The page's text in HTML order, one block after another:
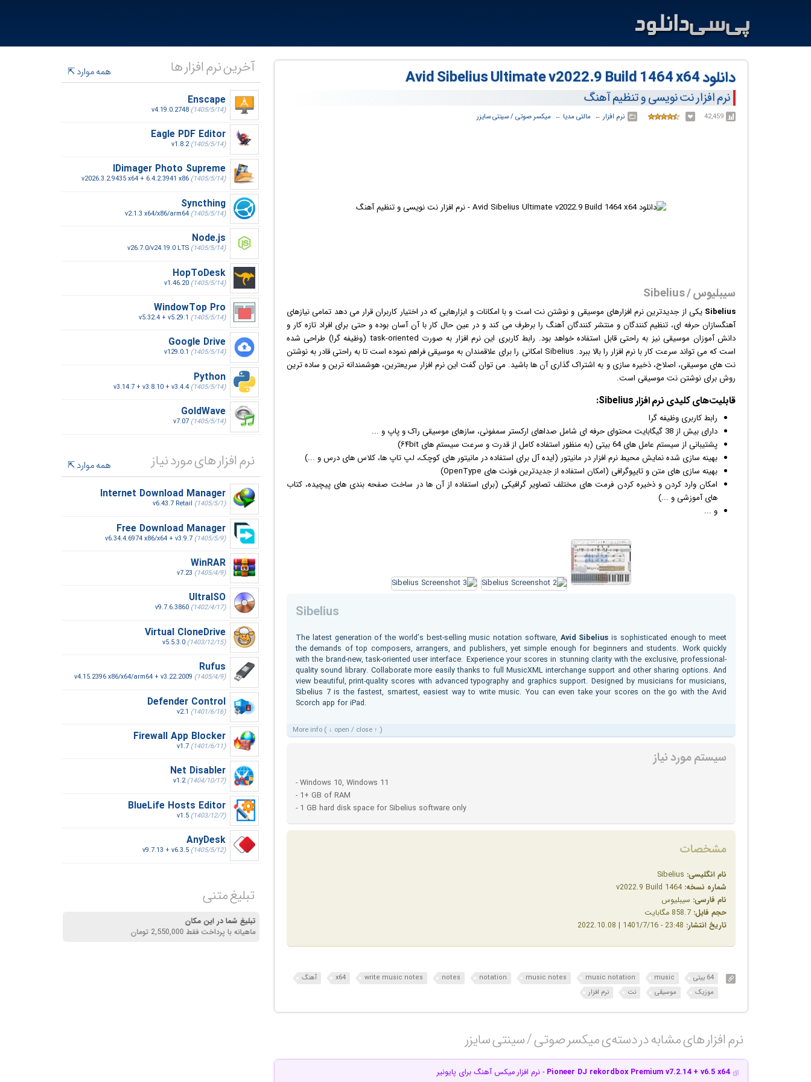
دانلود Avid Sibelius Ultimate v2022.9 Build 1464 x64
نرم افزار نت نویسی و تنظیم آهنگ
42,459 نرم افزار ← ‏ مالتی مدیا ← ‏ میکسر صوتی / سینتی سایزر
سیبلیوس / Sibelius
Sibelius یکی از جدیدتریننرم افزارهای موسیقی و نوشتن نت است و با امکانات و ابزارهایی که در اختیار کاربران قرار می دهد تمامی نیازهای
آهنگسازان حرفه ای، تنظیم کنندگان و منتشر کنندگان آهنگ را برطرف می کند و در عین حال کار با آن آسان بوده و حتی برای افراد تازه کار و
دانش آموزان موسیقی نیز به راحتی قابل استفاده خواهد بود. رابط کاربری این نرم افزار به صورت task-oriented (وظیفه گرا) طراحی شده
است که می تواند سرعت کار با نرم افزار را بالا ببرد. Sibelius امکانی را برای علاقمندان به موسیقی فراهم نموده است تا به راحتی قادر به نوشتن
نت های موسیقی، اصلاح، ذخیره سازی و به اشتراک گذاری آن ها باشید. می توان گفت این نرم افزار سریعترین، هوشمندانه ترین و ساده ترین
روش برای نوشتن نت موسیقی است.
قابلیت‌های کلیدی نرم افزار
رابط کاربری وظیفه گرا
دارای بیش از 38 گیگابایت محتوای حرفه ای شامل صداهای ارکستر سمفونی، سازهای موسیقی راک و پاپ و ...
پشتیبانی از سیستم عامل های 64 بیتی (به منظور استفاده کامل از قدرت و سرعت سیستم های ۶۴bit)
بهینه سازی شده نمایش محیط نرم افزار در مانیتور (ایده آل برای استفاده در مانیتور های کوچک، لپ تاپ ها، کلاس های درس و ...)
بهینه سازی های متن و تایپوگرافی (امکان استفاده از جدیدترینفونتهای OpenType)
امکان وارد کردن و ذخیره کردن فرمت های مختلف تصاویر گرافیکی (برای استفاده از آن ها در ساخت صفحه بندی های پیچیده، کتاب
های آموزشی و ...)
و ...
Sibelius
The latest generation of the world’s best-selling music notation software, Avid Sibelius is sophisticated enough to meet
the demands of top composers, arrangers, and publishers, yet simple enough for beginners and students. Work quickly
with the brand-new, task-oriented user interface. Experience your scores in stunning clarity with the exclusive, professional-
quality sound library. Collaborate more easily thanks to full MusicXML interchange support and other sharing options. And
view beautiful, print-quality scores with advanced typography and graphics support. Designed by musicians for musicians,
Sibelius 7 is the fastest, smartest, easiest way to write music. You can even take your scores on the go with the Avid
Scorch app for iPad.
More info ( ↓ open / close ↑ )
سیستم مورد نیاز
- Windows 10, Windows 11
- 1+ GB of RAM
- 1 GB hard disk space for Sibelius software only
مشخصات
نام انگلیسی:
شماره نسخه: v2022.9 Build 1464
نام فارسی: سیبلیوس
حجم فایل:
تاریخ انتشار:
64 بیتی music
music notation
music notes
notation
notes
write music notes
x64
آهنگ
موزیک
موسیقی نت نرم افزار
نرم افزار های مشابه در دسته‌ی‌ میکسر صوتی / سینتی سایزر‎
Pioneer DJ rekordbox Premium v7.2.14 + v6.5 x64 - نرم افزار میکس آهنگ برای پایونیر
آخرین نرم افزار ها
همه موارد
Enscape
v4.19.0.2748 (1405/5/14)
Eagle PDF Editor
v1.8.2(1405/5/14)
IDimager Photo Supreme
v2026.3.2.9435 x64 + 6.4.2.3941 x86 (1405/5/14)
Syncthing
v2.1.3 x64/x86/arm64 (1405/5/14)
Node.js
v26.7.0/v24.19.0 LTS (1405/5/14)
HopToDesk
v1.46.20 (1405/5/14)
WindowTop Pro
v5.32.4 + v5.29.1 (1405/5/14)
Google Drive
v129.0.1 (1405/5/14)
Python
v3.14.7 + v3.8.10 + v3.4.4 (1405/5/14)
GoldWave
v7.07 (1405/5/14)
نرم افزار های مورد نیاز
همه موارد
Internet Download Manager
v6.43.7 Retail (1405/5/1)
Free Download Manager
v6.34.4.6974 x86/x64 + v3.9.7 (1405/5/9)
WinRAR
v7.23 (1405/4/9)
UltraISO
v9.7.6.3860 (1402/4/17)
Virtual CloneDrive
v5.5.3.0 (1403/12/15)
Rufus
v4.15.2396 x86/x64/arm64 + v3.22.2009 (1405/4/9)
Defender Control
v2.1 (1401/6/16)
Firewall App Blocker
v1.7 (1401/6/11)
Net Disabler
v1.2(1404/10/17)
BlueLife Hosts Editor
v1.5 (1403/12/7)
AnyDesk
v9.7.13 + v6.3.5 (1405/5/12)
تبلیغ متنی
تبلیغ شما در این مکان
ماهیانه با پرداخت فقط 2,550,000 تومان